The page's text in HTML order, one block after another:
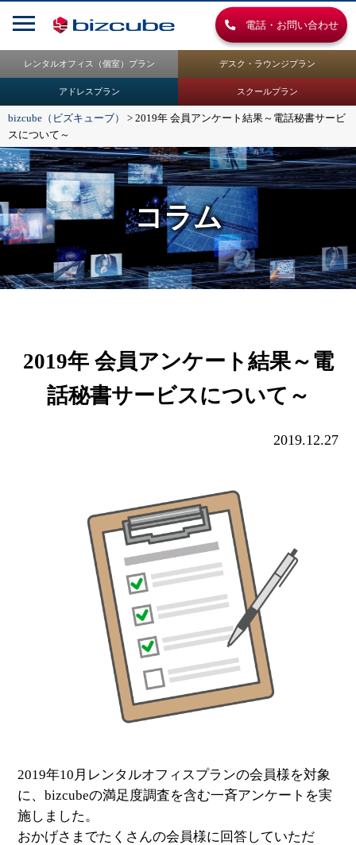
電話・お問い合わせ
レンタルオフィス（個室）プラン デスク・ラウンジプラン
アドレスプラン スクールプラン
bizcube（ビズキューブ） > 2019年 会員アンケート結果～電話秘書サービ
スについて～
コラム
2019年 会員アンケート結果～電
話秘書サービスについて～
2019.12.27
2019年10月レンタルオフィスプランの会員様を対象
に、bizcubeの満足度調査を含む一斉アンケートを実
施しました。
おかげさまでたくさんの会員様に回答していただ